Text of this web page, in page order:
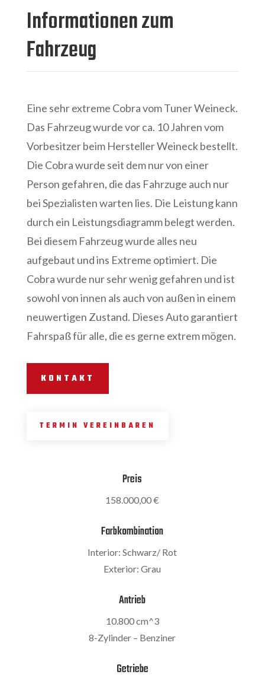
Informationen zum
Fahrzeug
Eine sehr extreme Cobra vom Tuner Weineck.
Das Fahrzeug wurde vor ca. 10 Jahren vom
Vorbesitzer beim Hersteller Weineck bestellt.
Die Cobra wurde seit dem nur von einer
Person gefahren, die das Fahrzuge auch nur
bei Spezialisten warten lies. Die Leistung kann
durch ein Leistungsdiagramm belegt werden.
Bei diesem Fahrzeug wurde alles neu
aufgebaut und ins Extreme optimiert. Die
Cobra wurde nur sehr wenig gefahren und ist
sowohl von innen als auch von außen in einem
neuwertigen Zustand. Dieses Auto garantiert
Fahrspaß für alle, die es gerne extrem mögen.
KONTAKT
TERMIN VEREINBAREN
Preis
158.000,00 €
Farbkombination
Interior: Schwarz/ Rot
Exterior: Grau
Antrieb
10.800 cm^3
8-Zylinder – Benziner
Getriebe